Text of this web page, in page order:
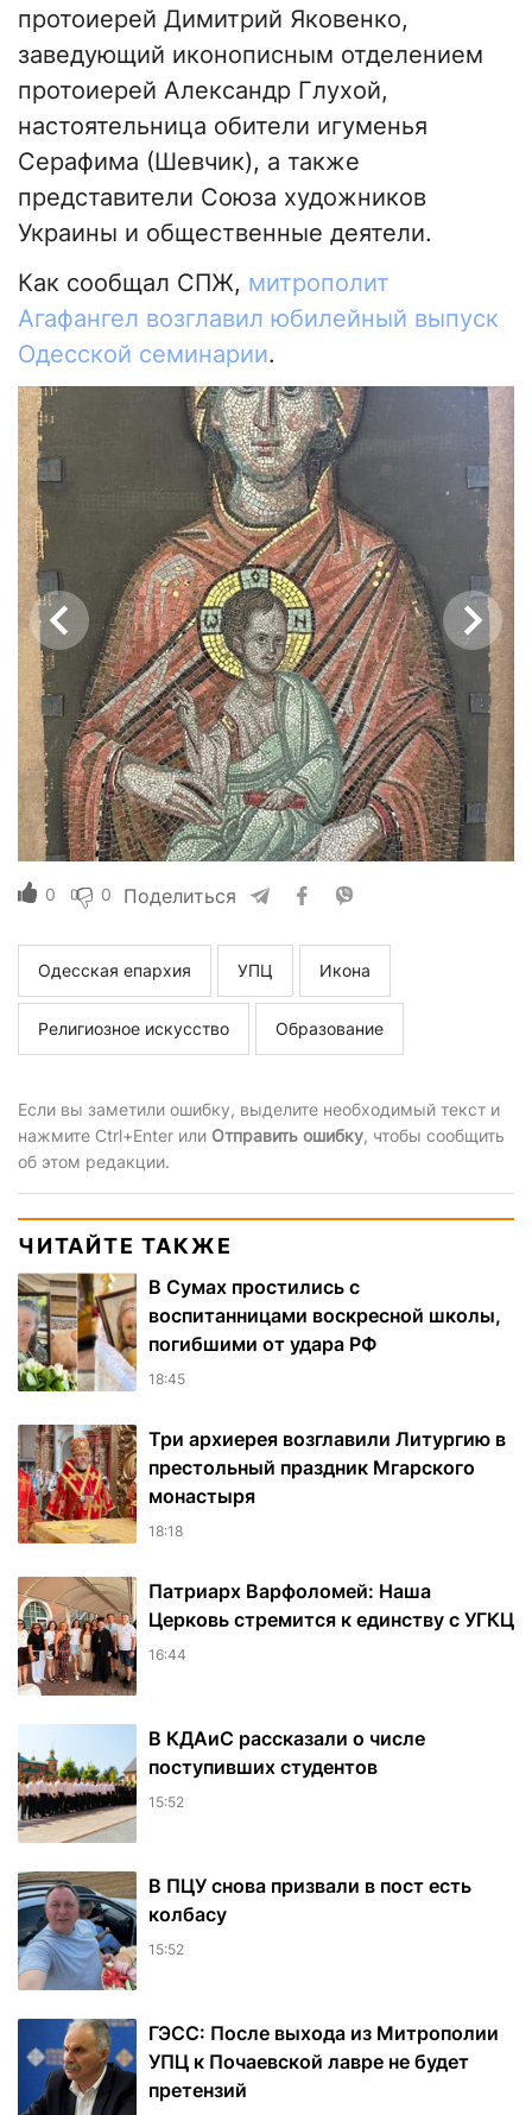
протоиерей Димитрий Яковенко,
заведующий иконописным отделением
протоиерей Александр Глухой,
настоятельница обители игуменья
Серафима (Шевчик), а также
представители Союза художников
Украины и общественные деятели.
Как сообщал СПЖ, митрополит
Агафангел возглавил юбилейный выпуск
Одесской семинарии.
0 0 Поделиться
Одесская епархия УПЦ Икона
Религиозное искусство Образование
Если вы заметили ошибку, выделите необходимый текст и
нажмите Ctrl+Enter или Отправить ошибку, чтобы сообщить
об этом редакции.
ЧИТАЙТЕ ТАКЖЕ
В Сумах простились с
воспитанницами воскресной школы,
погибшими от удара РФ
18:45
Три архиерея возглавили Литургию в
престольный праздник Мгарского
монастыря
18:18
Патриарх Варфоломей: Наша
Церковь стремится к единству с УГКЦ
16:44
В КДАиС рассказали о числе
поступивших студентов
15:52
В ПЦУ снова призвали в пост есть
колбасу
15:52
ГЭСС: После выхода из Митрополии
УПЦ к Почаевской лавре не будет
претензий